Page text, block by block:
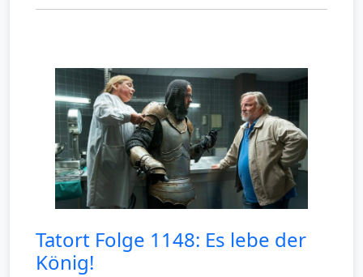
Tatort Folge 1148: Es lebe der
König!